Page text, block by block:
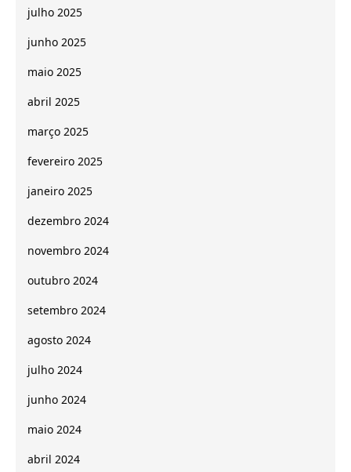
julho 2025
junho 2025
maio 2025
abril 2025
março 2025
fevereiro 2025
janeiro 2025
dezembro 2024
novembro 2024
outubro 2024
setembro 2024
agosto 2024
julho 2024
junho 2024
maio 2024
abril 2024